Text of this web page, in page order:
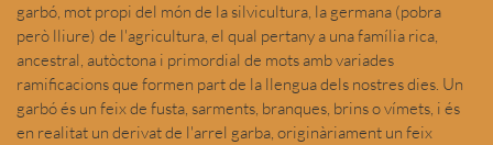
garbó, mot propi del món de la silvicultura, la germana (pobra
però lliure) de l'agricultura, el qual pertany a una família rica,
ancestral, autòctona i primordial de mots amb variades
ramificacions que formen part de la llengua dels nostres dies. Un
garbó és un feix de fusta, sarments, branques, brins o vímets, i és
en realitat un derivat de l'arrel garba, originàriament un feix